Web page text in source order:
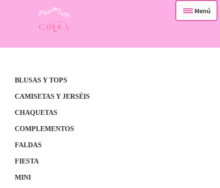
navegación
Menú
BLUSAS Y TOPS
CAMISETAS Y JERSÉIS
CHAQUETAS
COMPLEMENTOS
FALDAS
FIESTA
MINI